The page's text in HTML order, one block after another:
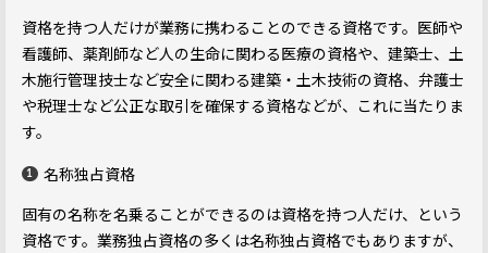
資格を持つ人だけが業務に携わることのできる資格です。医師や
看護師、薬剤師など人の生命に関わる医療の資格や、建築士、土
木施行管理技士など安全に関わる建築・土木技術の資格、弁護士
や税理士など公正な取引を確保する資格などが、これに当たりま
す。
名称独占資格
固有の名称を名乗ることができるのは資格を持つ人だけ、という
資格です。業務独占資格の多くは名称独占資格でもありますが、